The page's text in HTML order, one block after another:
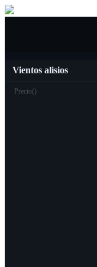
Vientos alisios
Precio()